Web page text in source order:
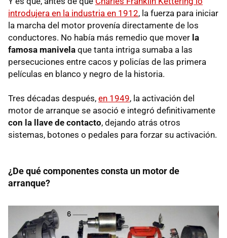
introdujera en la industria en 1912, la fuerza para iniciar
la marcha del motor provenía directamente de los
conductores. No había más remedio que mover la
famosa manivela que tanta intriga sumaba a las
persecuciones entre cacos y policías de las primera
películas en blanco y negro de la historia.
Tres décadas después, en 1949, la activación del
motor de arranque se asoció e integró definitivamente
con la llave de contacto, dejando atrás otros
sistemas, botones o pedales para forzar su activación.
¿De qué componentes consta un motor de
arranque?